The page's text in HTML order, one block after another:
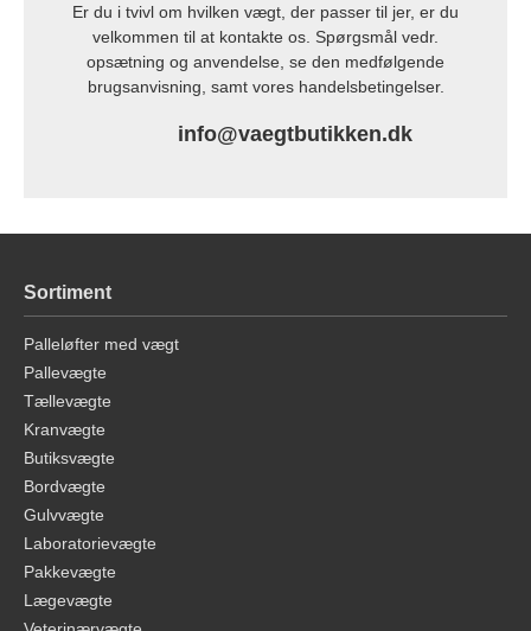
Er du i tvivl om hvilken vægt, der passer til jer, er du
velkommen til at kontakte os. Spørgsmål vedr.
opsætning og anvendelse, se den medfølgende
brugsanvisning, samt vores handelsbetingelser.
info@vaegtbutikken.dk
Sortiment
Palleløfter med vægt
Pallevægte
Tællevægte
Kranvægte
Butiksvægte
Bordvægte
Gulvvægte
Laboratorievægte
Pakkevægte
Lægevægte